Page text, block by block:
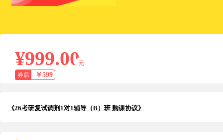
¥999.00
元
券后
￥599
《26考研复试调剂1对1辅导（B）班 购课协议》